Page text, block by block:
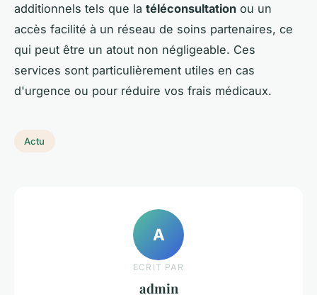
additionnels tels que la téléconsultation ou un
accès facilité à un réseau de soins partenaires, ce
qui peut être un atout non négligeable. Ces
services sont particulièrement utiles en cas
d'urgence ou pour réduire vos frais médicaux.
Actu
A
ECRIT PAR
admin